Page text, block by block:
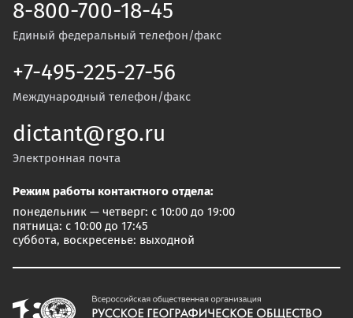
8-800-700-18-45
Единый федеральный телефон/факс
+7-495-225-27-56
Международный телефон/факс
dictant@rgo.ru
Электронная почта
Режим работы контактного отдела:
понедельник — четверг: с 10:00 до 19:00
пятница: с 10:00 до 17:45
суббота, воскресенье: выходной